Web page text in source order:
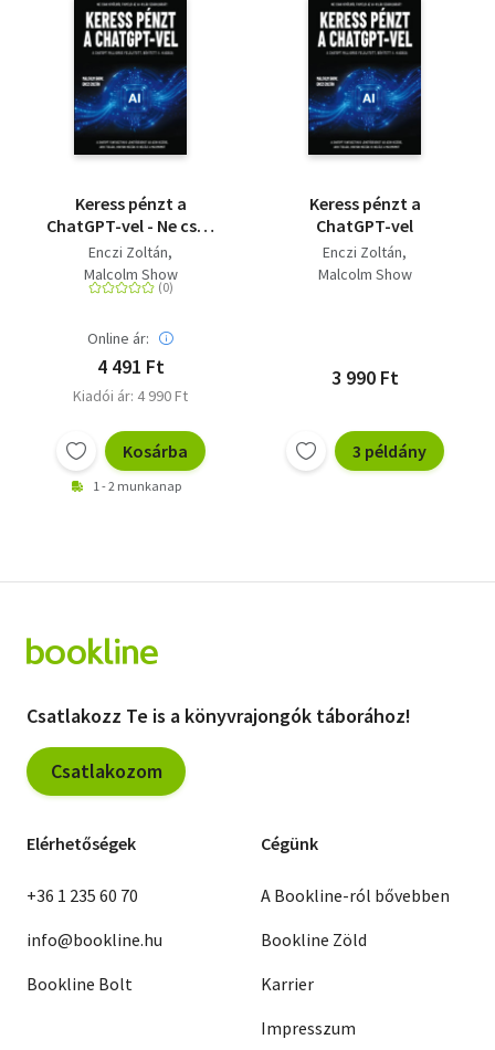
Keress pénzt a
ChatGPT-vel - Ne csak
kívülről figyeld az AI-
világ száguldását! A
ChatGPT milliomos II.
kiadása
Enczi Zoltán
Malcolm Show
Online ár:
4 491 Ft
Kiadói ár: 4 990 Ft
Kosárba
1 - 2 munkanap
Keress pénzt a
ChatGPT-vel
Enczi Zoltán
Malcolm Show
3 990 Ft
3 példány
Csatlakozz Te is a könyvrajongók táborához!
Csatlakozom
Elérhetőségek
+36 1 235 60 70
info@bookline.hu
Bookline Bolt
Cégünk
A Bookline-ról bővebben
Bookline Zöld
Karrier
Impresszum